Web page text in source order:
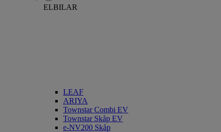
ELBILAR
LEAF
ARIYA
Townstar Combi EV
Townstar Skåp EV
e-NV200 Skåp